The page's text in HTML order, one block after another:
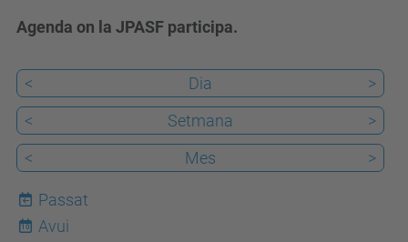
Agenda on la JPASF participa.
< Dia
>
<
Setmana
>
<
Mes >
Passat
10
Avui